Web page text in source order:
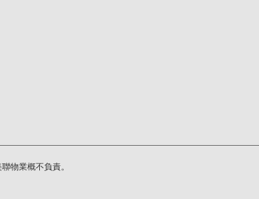
物業概不負責。